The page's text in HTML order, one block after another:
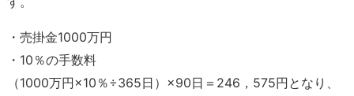
・売掛金1000万円
・10％の手数料
（1000万円×10％÷365日）×90日＝246，575円となり、